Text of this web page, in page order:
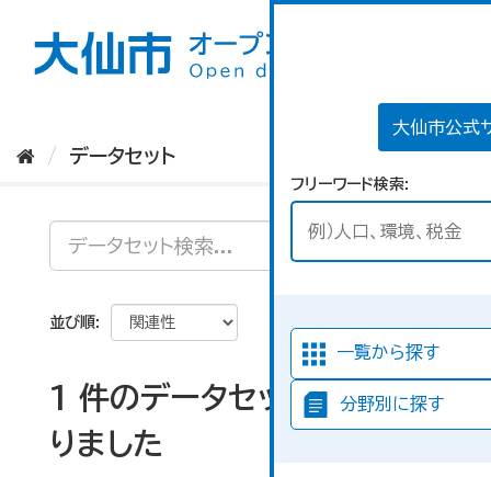
大仙市公式
フリーワード検索
一覧から探す
分野別に探す
データセット
並び順
1 件のデータセットが見つか
りました